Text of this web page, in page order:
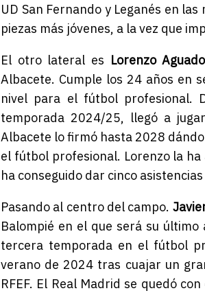
UD San Fernando y Leganés en
piezas más jóvenes, a la vez que
El otro lateral es Lorenzo Aguado
Albacete. Cumple los 24 años en
nivel para el fútbol profesional.
temporada 2024/25, llegó a
Albacete lo firmó hasta 2028
el fútbol profesional. Lorenzo la
ha conseguido dar cinco asistencias
Pasando al centro del campo.
Balompié en el que será su
tercera temporada en el fútbol
verano de 2024 tras cuajar un
RFEF. El Real Madrid se quedó